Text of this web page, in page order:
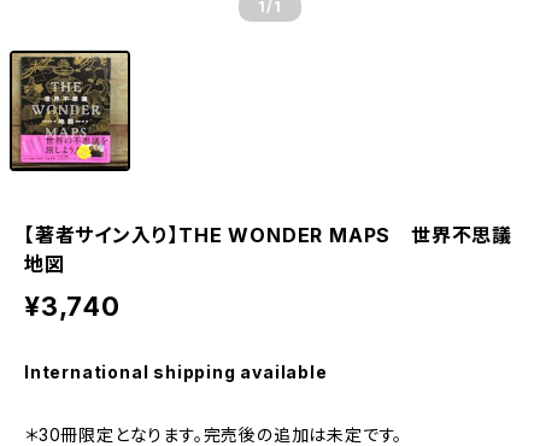
1 /1
【著者サイン入り】THE WONDER MAPS 世界不思議
地図
¥3,740
International shipping available
＊30冊限定となります。完売後の追加は未定です。